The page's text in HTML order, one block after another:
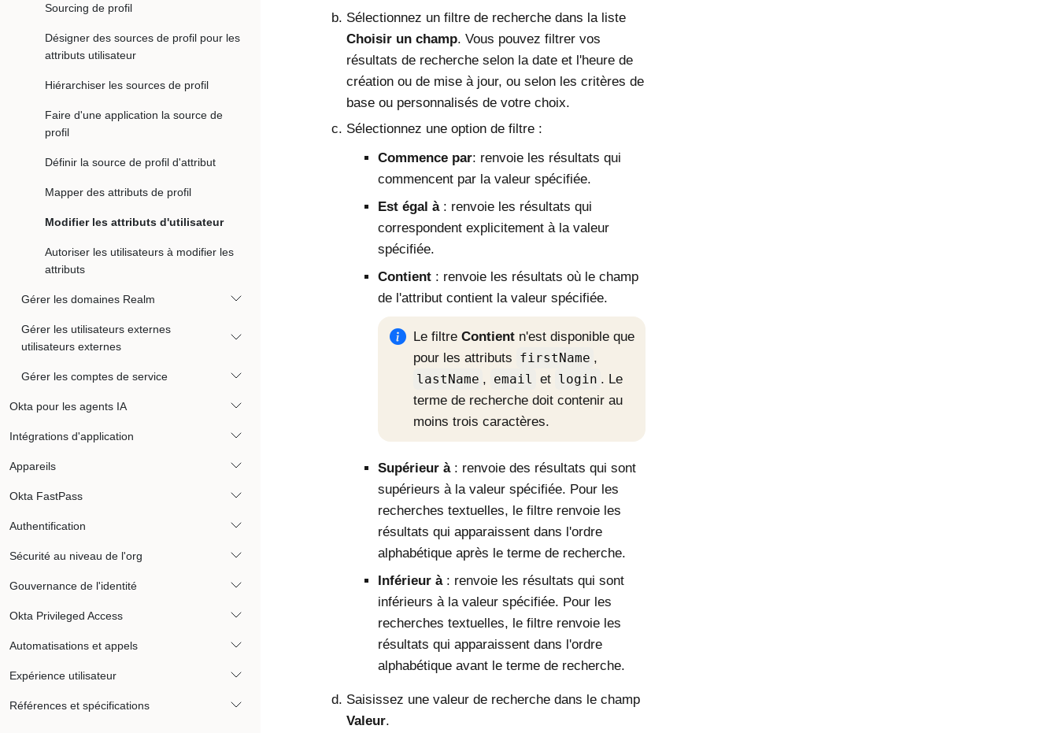
Sourcing de profil
Désigner des sources de profil pour les
attributs utilisateur
Hiérarchiser les sources de profil
Faire d'une application la source de
profil
Définir la source de profil d'attribut
Mapper des attributs de profil
Modifier les attributs d'utilisateur
Autoriser les utilisateurs à modifier les
attributs
Gérer les domaines Realm
Gérer les utilisateurs externes
utilisateurs externes
Gérer les comptes de service
Okta pour les agents IA
Intégrations d'application
Appareils
Okta FastPass
Authentification
Sécurité au niveau de l'org
Gouvernance de l'identité
Okta Privileged Access
Automatisations et appels
Expérience utilisateur
Références et spécifications
Sélectionnez un filtre de recherche dans la liste
Choisir un champ. Vous pouvez filtrer vos
résultats de recherche selon la date et l'heure de
création ou de mise à jour, ou selon les critères de
base ou personnalisés de votre choix.
Sélectionnez une option de filtre :
Commence par: renvoie les résultats qui
commencent par la valeur spécifiée.
Est égal à: renvoie les résultats qui
correspondent explicitement à la valeur
spécifiée.
Contient: renvoie les résultats où le champ
de l'attribut contient la valeur spécifiée.
Le filtre Contientn'est disponible que
pour les attributs firstName ,
lastName , email et login . Le
terme de recherche doit contenir au
moins trois caractères.
Supérieur à: renvoie des résultats qui sont
supérieurs à la valeur spécifiée. Pour les
recherches textuelles, le filtre renvoie les
résultats qui apparaissent dans l'ordre
alphabétique après le terme de recherche.
Inférieur à: renvoie les résultats qui sont
inférieurs à la valeur spécifiée. Pour les
recherches textuelles, le filtre renvoie les
résultats qui apparaissent dans l'ordre
alphabétique avant le terme de recherche.
Saisissez une valeur de recherche dans le champ
Valeur.